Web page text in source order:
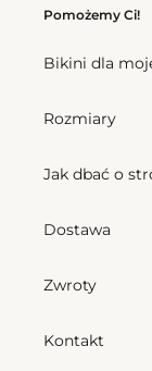
Pomożemy Ci!
Bikini dla
Rozmiary
Jak dbać o
Dostawa
Zwroty
Kontakt